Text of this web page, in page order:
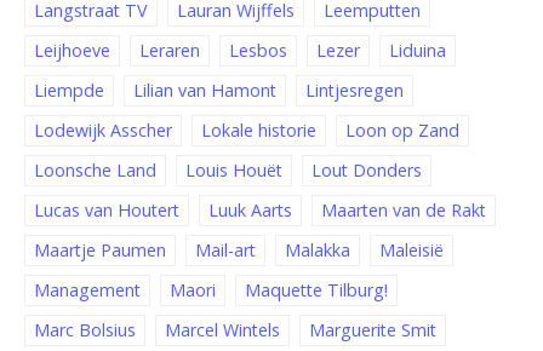
Langstraat TV
Lauran Wijffels
Leemputten
Leijhoeve
Leraren Lesbos Lezer
Liduina
Liempde
Lilian van Hamont
Lintjesregen
Lodewijk Asscher
Lokale historie
Loon op Zand
Loonsche Land
Louis Houët
Lout Donders
Lucas van Houtert
Luuk Aarts
Maarten van de Rakt
Maartje Paumen
Mail-art Malakka
Maleisië
Management
Maori
Maquette Tilburg!
Marc Bolsius
Marcel Wintels
Marguerite Smit